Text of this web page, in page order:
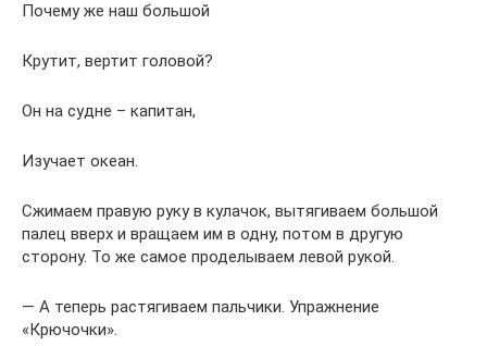
Почему же наш большой
Крутит, вертит головой?
Он на судне – капитан,
Изучает океан.
Сжимаем правую руку в кулачок, вытягиваем большой
палец вверх и вращаем им в одну, потом в другую
сторону. То же самое проделываем левой рукой.
— А теперь растягиваем пальчики. Упражнение
«Крючочки».